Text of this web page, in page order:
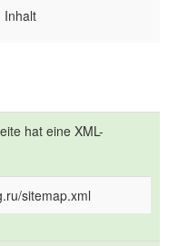
Inhalt
hat eine XML-
sitemap.xml